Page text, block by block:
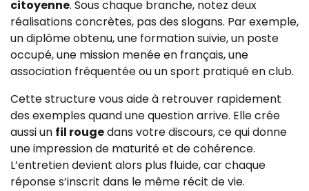
citoyenne. Sous chaque branche, notez deux
réalisations concrètes, pas des slogans. Par exemple,
un diplôme obtenu, une formation suivie, un poste
occupé, une mission menée en français, une
association fréquentée ou un sport pratiqué en club.
Cette structure vous aide à retrouver rapidement
des exemples quand une question arrive. Elle crée
aussi un fil rougedans votre discours, ce qui donne
une impression de maturité et de cohérence.
L’entretien devient alors plus fluide, car chaque
réponse s’inscrit dans le même récit de vie.